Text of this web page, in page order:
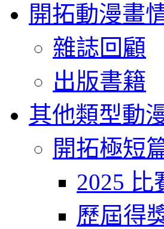
開拓動漫畫
雜誌回顧
出版書籍
其他類型動
開拓極短
2025 比
歷屆得